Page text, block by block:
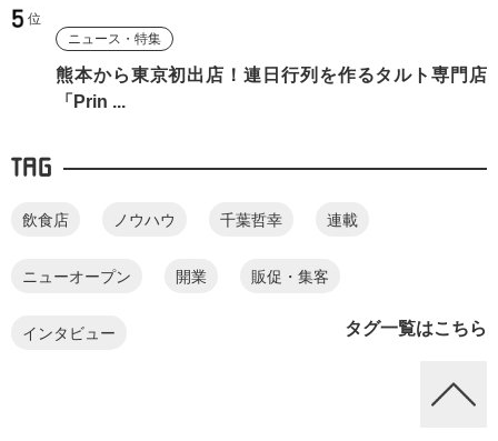
ニュース・特集
熊本から東京初出店！連日行列を作るタルト専門店
「Prin ...
TAG
飲食店 ノウハウ 千葉哲幸 連載
ニューオープン 開業 販促・集客
インタビュー タグ一覧はこちら